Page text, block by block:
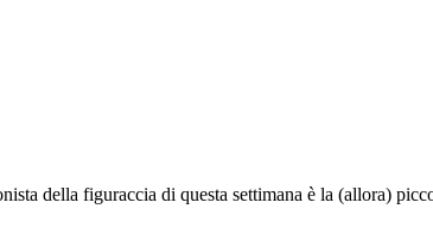
della figuraccia di questa settimana è la (allora)